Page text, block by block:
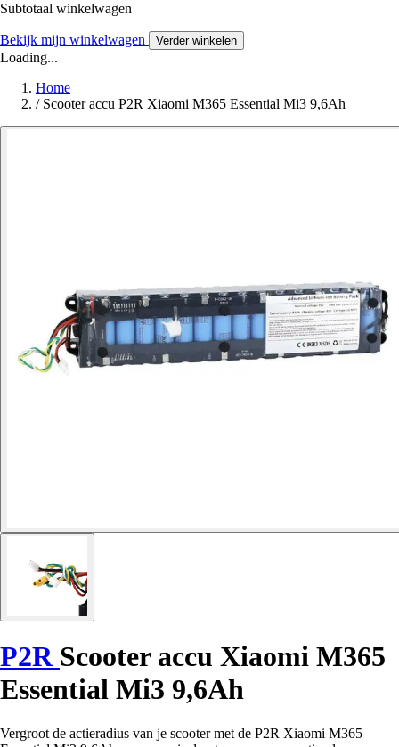
Subtotaal winkelwagen
Bekijk mijn winkelwagen Verder winkelen
Loading...
Home
/ Scooter accu P2R Xiaomi M365 Essential Mi3 9,6Ah
P2R Scooter accu Xiaomi M365
Essential Mi3 9,6Ah
Vergroot de actieradius van je scooter met de P2R Xiaomi M365